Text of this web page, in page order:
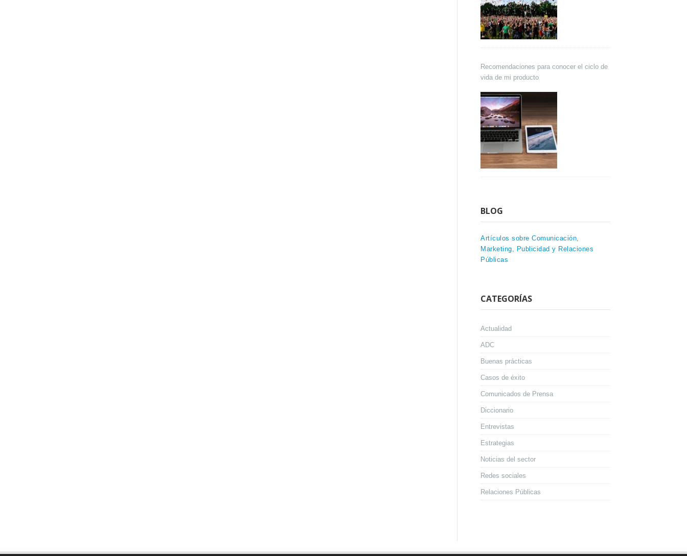
Recomendaciones para conocer el ciclo de
vida de mi producto
BLOG
Artículos sobre Comunicación,
Marketing, Publicidad y Relaciones
Públicas
CATEGORÍAS
Actualidad
ADC
Buenas prácticas
Casos de éxito
Comunicados de Prensa
Diccionario
Entrevistas
Estrategias
Noticias del sector
Redes sociales
Relaciones Públicas